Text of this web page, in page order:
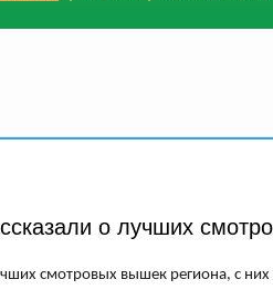
о лучших
смотровых вышек региона, с